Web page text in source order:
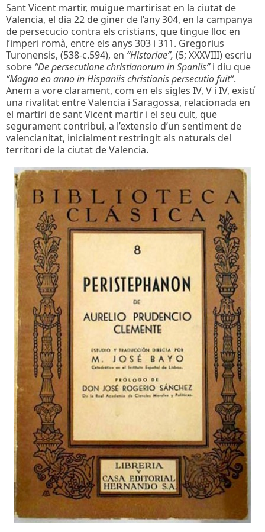
Sant Vicent martir, muigue martirisat en la ciutat de
Valencia, el dia 22 de giner de l’any 304, en la campanya
de persecucio contra els cristians, que tingue lloc en
l’imperi romà, entre els anys 303 i 311. Gregorius
Turonensis, (538-c.594), en “Historiae”, (5; XXXVIII) escriu
sobre “De persecutione christianorum in Spaniis”i diu que
“Magna eo anno in Hispaniis christianis persecutio fuit”.
Anem a vore clarament, com en els sigles IV, V i IV, existí
una rivalitat entre Valencia i Saragossa, relacionada en
el martiri de sant Vicent martir i el seu cult, que
segurament contribui, a l’extensio d’un sentiment de
valencianitat, inicialment restringit als naturals del
territori de la ciutat de Valencia.